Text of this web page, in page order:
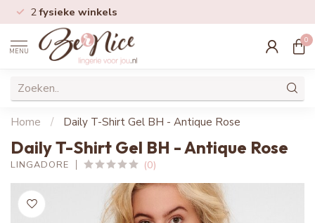
2fysieke winkels
MENU
0
Home / Daily T-Shirt Gel BH - Antique Rose
Daily T-Shirt Gel BH - Antique Rose
LINGADORE (0)